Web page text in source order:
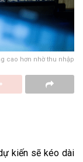
cao hơn nhờ thu nhập
kiến ​​sẽ kéo dài